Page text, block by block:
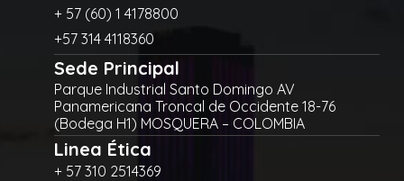
+ 57 (60) 1 4178800
+57 314 4118360
Sede Principal
Parque Industrial Santo Domingo AV
Panamericana Troncal de Occidente 18-76
(Bodega H1) MOSQUERA – COLOMBIA
Linea Ética
+ 57 310 2514369